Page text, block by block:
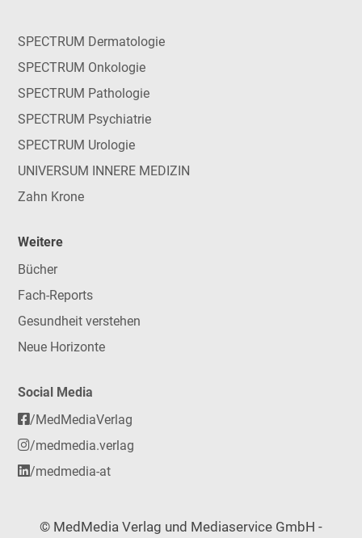
SPECTRUM Dermatologie
SPECTRUM Onkologie
SPECTRUM Pathologie
SPECTRUM Psychiatrie
SPECTRUM Urologie
UNIVERSUM INNERE MEDIZIN
Zahn Krone
Weitere
Bücher
Fach-Reports
Gesundheit verstehen
Neue Horizonte
Social Media
/MedMediaVerlag
/medmedia.verlag
/medmedia-at
© MedMedia Verlag und Mediaservice GmbH -